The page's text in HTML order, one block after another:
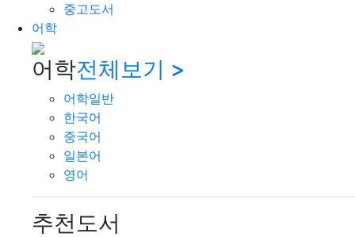
중고도서
어학
어학전체보기 >
어학일반
한국어
중국어
일본어
영어
추천도서